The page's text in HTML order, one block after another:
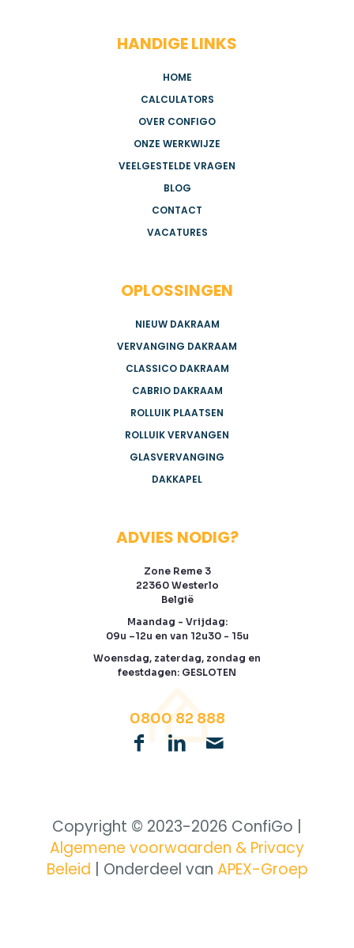
HANDIGE LINKS
HOME
CALCULATORS
OVER CONFIGO
ONZE WERKWIJZE
VEELGESTELDE VRAGEN
BLOG
CONTACT
VACATURES
OPLOSSINGEN
NIEUW DAKRAAM
VERVANGING DAKRAAM
CLASSICO DAKRAAM
CABRIO DAKRAAM
ROLLUIK PLAATSEN
ROLLUIK VERVANGEN
GLASVERVANGING
DAKKAPEL
ADVIES NODIG?
Zone Reme 3
22360 Westerlo
België
Maandag - Vrijdag:
09u –12u en van 12u30 - 15u
Woensdag, zaterdag, zondag en
feestdagen: GESLOTEN
0800 82 888
Copyright © 2023-2026 ConfiGo |
Algemene voorwaarden & Privacy
Beleid | Onderdeel van APEX-Groep